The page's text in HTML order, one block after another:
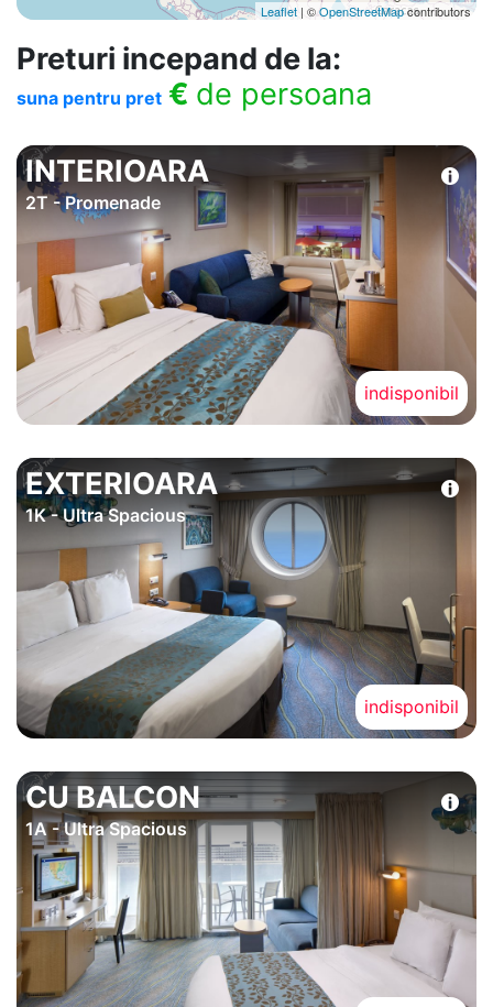
Leaflet | ©OpenStreetMapcontributors
Preturi incepand de la:
suna pentru pret € de persoana
INTERIOARA
2T - Promenade
indisponibil
EXTERIOARA
1K - Ultra Spacious
indisponibil
CU BALCON
1A - Ultra Spacious